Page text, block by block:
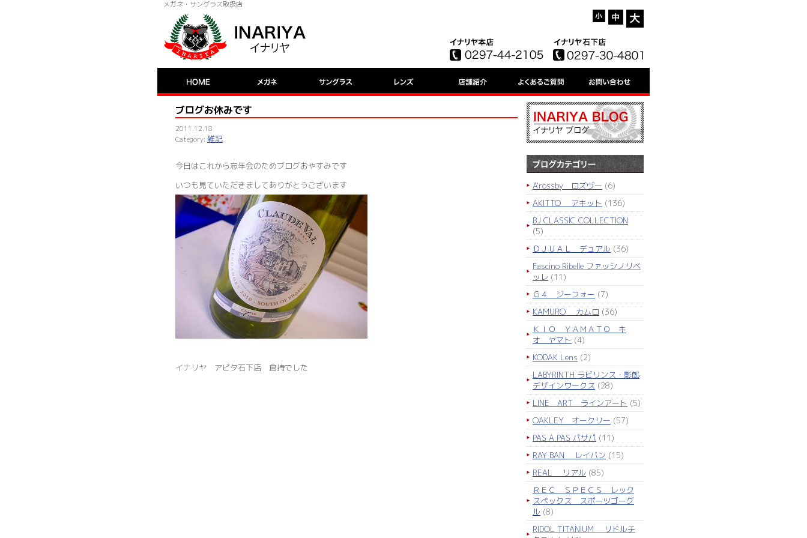
メガネ・サングラス取扱店
ブログお休みです
2011.12.18
雑記
今日はこれから忘年会のためブログおやすみです
いつも見ていただきましてありがとうございます
イナリヤ アピタ石下店 倉持でした
A'rossby ロズヴー (6)
AKITTO アキット (136)
BJ CLASSIC COLLECTION
(5)
ＤＪＵＡＬ デュアル (36)
Fascino Ribelle ファッシノリベ
ッレ (11)
Ｇ４ ジーフォー (7)
KAMURO カムロ (36)
ＫＩＯ ＹＡＭＡＴＯ キ
オ ヤマト (4)
KODAK Lens (2)
LABYRINTH ラビリンス・影郎
デザインワークス (28)
LINE ART ラインアート (5)
OAKLEY オークリー (57)
PAS A PAS パサパ (11)
RAY BAN レイバン (15)
REAL リアル (85)
ＲＥＣ ＳＰＥＣＳ レック
スペックス スポーツゴーグ
ル (8)
RIDOL TITANIUM リドルチ